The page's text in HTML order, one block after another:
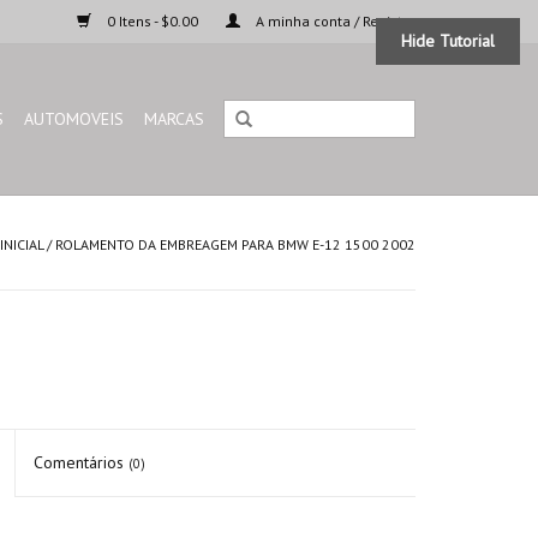
0 Itens - $0.00 A minha conta / Registar
AUTOMOVEIS MARCAS
/ ROLAMENTO DA EMBREAGEM PARA BMW E-12 1500 2002
Comentários (0)
Hide Tutorial